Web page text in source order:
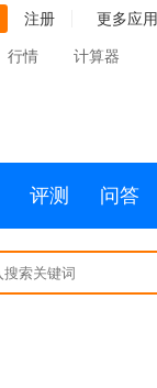
注册 更多应用
行情 计算器
评测 问答